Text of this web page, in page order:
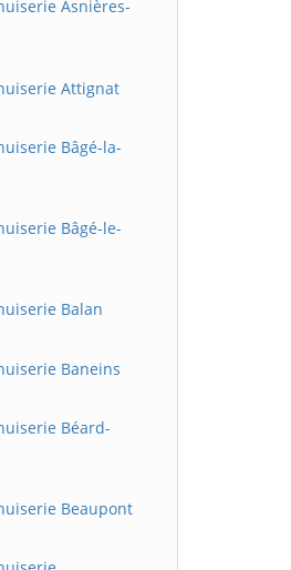
Asnières-
Attignat
Bâgé-la-
Bâgé-le-
Balan
Baneins
Béard-
Beaupont